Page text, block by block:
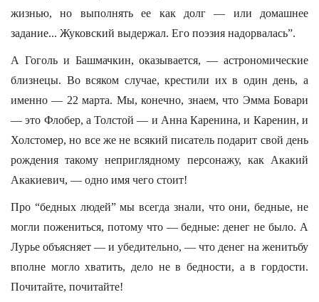
жизнью, но выполнять ее как долг — или домашнее
задание... Жуковский выдержал. Его поэзия надорвалась”.
А Гоголь и Башмачкин, оказывается, — астрономические
близнецы. Во всяком случае, крестили их в один день, а
именно — 22 марта. Мы, конечно, знаем, что Эмма Бовари
— это Флобер, а Толстой — и Анна Каренина, и Каренин, и
Холстомер, но все же не всякий писатель подарит свой день
рождения такому неприглядному персонажу, как Акакий
Акакиевич, — одно имя чего стоит!
Про “бедных людей” мы всегда знали, что они, бедные, не
могли пожениться, потому что — бедные: денег не было. А
Лурье объясняет — и убедительно, — что денег на женитьбу
вполне могло хватить, дело не в бедности, а в гордости.
Почитайте, почитайте!